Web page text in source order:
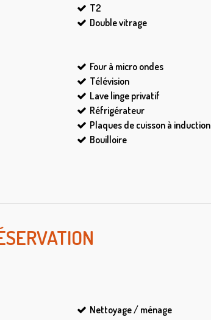
T2
Double vitrage
Four à micro ondes
Télévision
Lave linge privatif
Réfrigérateur
Plaques de cuisson à induction
Bouilloire
Nettoyage / ménage